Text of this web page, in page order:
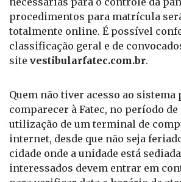
Em respeito as medidas de
necessárias para o controle da
procedimentos para matrícula
totalmente online. É possível
classificação geral e de
Quem não tiver acesso ao sistema
comparecer à Fatec, no período de
utilização de um terminal de
internet, desde que não seja
cidade onde a unidade está